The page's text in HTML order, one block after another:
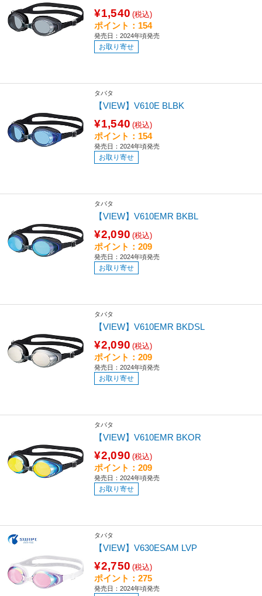
¥1,540 (税込)
ポイント：154
発売日：2024年頃発売
お取り寄せ
タバタ
【VIEW】V610E BLBK
¥1,540 (税込)
ポイント：154
発売日：2024年頃発売
お取り寄せ
タバタ
【VIEW】V610EMR BKBL
¥2,090 (税込)
ポイント：209
発売日：2024年頃発売
お取り寄せ
タバタ
【VIEW】V610EMR BKDSL
¥2,090 (税込)
ポイント：209
発売日：2024年頃発売
お取り寄せ
タバタ
【VIEW】V610EMR BKOR
¥2,090 (税込)
ポイント：209
発売日：2024年頃発売
お取り寄せ
タバタ
【VIEW】V630ESAM LVP
¥2,750 (税込)
ポイント：275
発売日：2024年頃発売